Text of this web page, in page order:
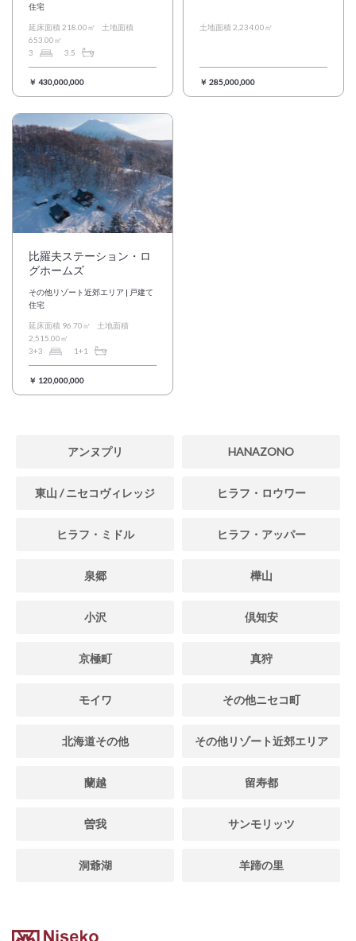
住宅
延床面積 218.00㎡
土地面積
653.00㎡
3
3.5
￥ 430,000,000
土地面積 2,234.00㎡
￥ 285,000,000
比羅夫ステーション・ロ
グホームズ
その他リゾート近郊エリア | 戸建て
住宅
延床面積 96.70㎡
土地面積
2,515.00㎡
3+3
1+1
￥ 120,000,000
アンヌプリ HANAZONO
東山 / ニセコヴィレッジ ヒラフ・ロウワー
ヒラフ・ミドル ヒラフ・アッパー
泉郷 樺山
小沢 倶知安
京極町 真狩
モイワ その他ニセコ町
北海道その他 その他リゾート近郊エリア
蘭越 留寿都
曽我 サンモリッツ
洞爺湖 羊蹄の里